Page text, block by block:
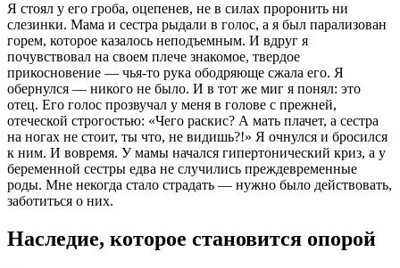
Я стоял у его гроба, оцепенев, не в силах проронить ни
слезинки. Мама и сестра рыдали в голос, а я был парализован
горем, которое казалось неподъемным. И вдруг я
почувствовал на своем плече знакомое, твердое
прикосновение — чья-то рука ободряюще сжала его. Я
обернулся — никого не было. И в тот же миг я понял: это
отец. Его голос прозвучал у меня в голове с прежней,
отеческой строгостью: «Чего раскис? А мать плачет, а сестра
на ногах не стоит, ты что, не видишь?!» Я очнулся и бросился
к ним. И вовремя. У мамы начался гипертонический криз, а у
беременной сестры едва не случились преждевременные
роды. Мне некогда стало страдать — нужно было действовать,
заботиться о них.
Наследие, которое становится опорой